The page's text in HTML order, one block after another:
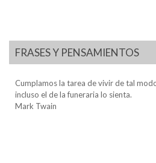
FRASES Y PENSAMIENTOS
Cumplamos la tarea de vivir de tal
incluso el de la funeraria lo sienta.
Mark Twain